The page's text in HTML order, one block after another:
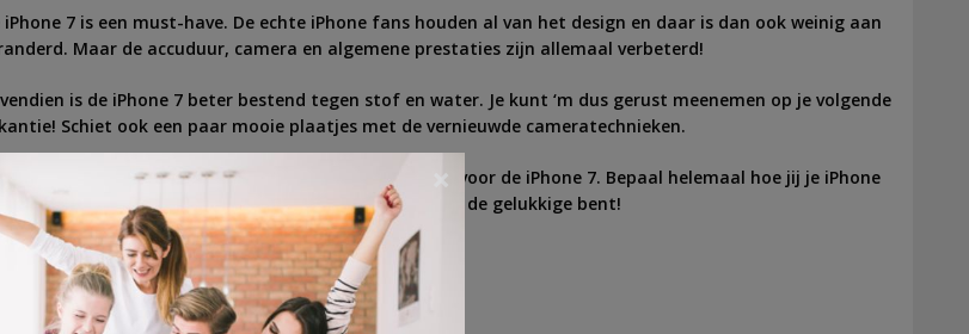
iPhone 7 is een must-have. De echte iPhone fans houden al van het design en daar is dan ook weinig aan
Maar de accuduur, camera en algemene prestaties zijn allemaal verbeterd!
is de iPhone 7 beter bestend tegen stof en water. Je kunt ‘m dus gerust meenemen op je volgende
Schiet ook een paar mooie plaatjes met de vernieuwde cameratechnieken.
jij deze iPhone 7 graag winnen? Beantwoord 7 vragen voor de iPhone 7. Bepaal helemaal hoe jij je iPhone
en vervolgens hoef je alleen maar af te wachten of jij de gelukkige bent!
×